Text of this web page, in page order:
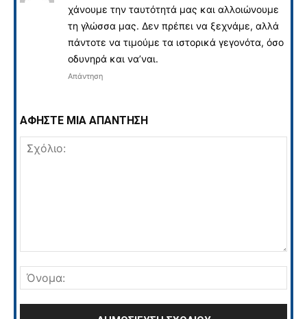
χάνουμε την ταυτότητά μας και αλλοιώνουμε
τη γλώσσα μας. Δεν πρέπει να ξεχνάμε, αλλά
πάντοτε να τιμούμε τα ιστορικά γεγονότα, όσο
οδυνηρά και να’ναι.
Απάντηση
ΑΦΗΣΤΕ ΜΙΑ ΑΠΑΝΤΗΣΗ